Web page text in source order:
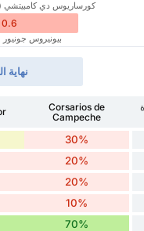
كورساريوس دي كامبيتشي
0.6 ضد / مباراة
بيونيروس
نهاية
Corsarios de
Campeche
30%
20%
20%
10%
70%